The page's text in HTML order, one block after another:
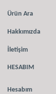
Ürün Ara
Hakkımızda
İletişim
HESABIM
Hesabım